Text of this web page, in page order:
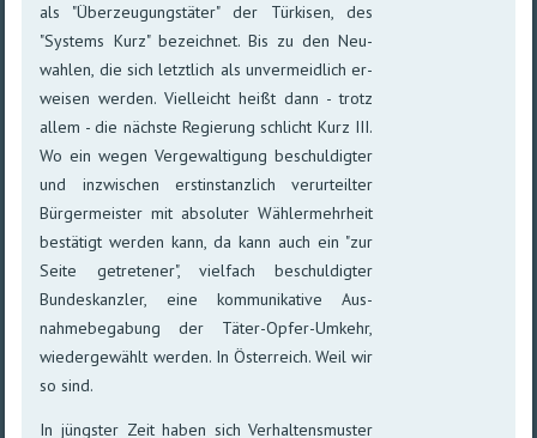
als "Über­zeu­gungs­tä­ter" der Tür­ki­sen, des
"Sys­tems Kurz" be­zeich­net. Bis zu den Neu­
wah­len, die sich letzt­lich als un­ver­meid­lich er­
wei­sen wer­den. Viel­leicht heißt dann - trotz
allem - die nächs­te Re­gie­rung schlicht Kurz III.
Wo ein we­gen Ver­ge­wal­ti­gung be­schul­dig­ter
und in­zwi­schen erst­instanz­lich ver­ur­teil­ter
Bür­ger­meis­ter mit ab­so­lu­ter Wähler­mehr­heit
be­stä­tigt wer­den kann, da kann auch ein "zur
Seite ge­tre­te­ner", viel­fach be­schul­dig­ter
Bundes­kanz­ler, eine kom­muni­ka­tive Aus­
nahme­be­ga­bung der Täter-Opfer-Um­kehr,
wieder­ge­wählt wer­den. In Öster­reich. Weil wir
so sind.
In jüngster Zeit haben sich Verhaltensmuster